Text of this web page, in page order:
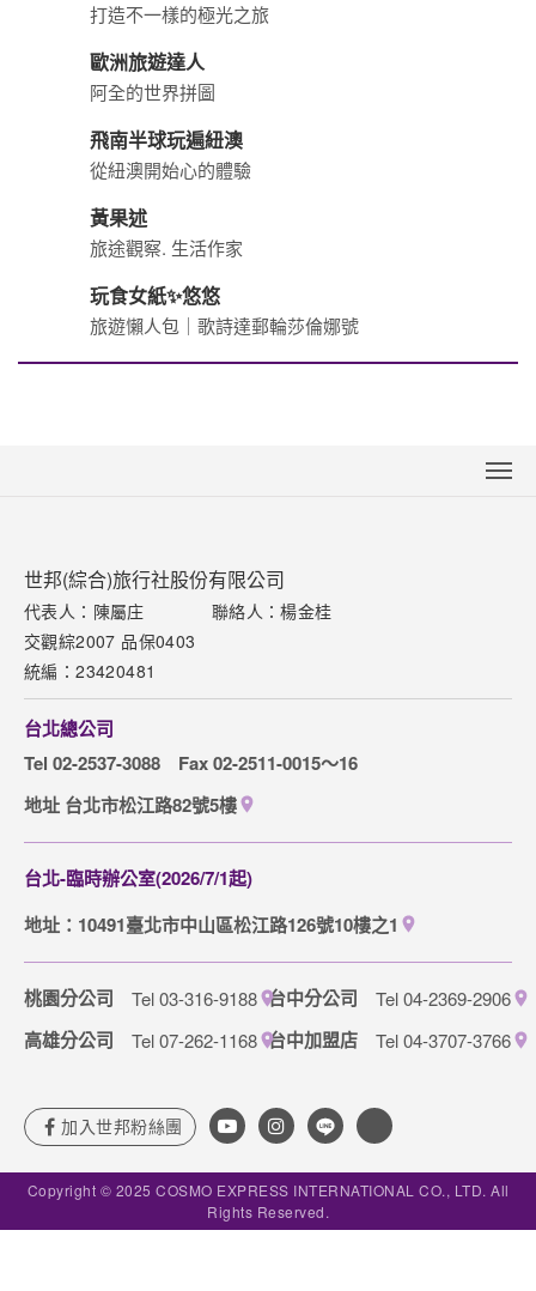
打造不一樣的極光之旅
歐洲旅遊達人
阿全的世界拼圖
飛南半球玩遍紐澳
從紐澳開始心的體驗
黃果述
旅途觀察. 生活作家
玩食女紙✨悠悠
旅遊懶人包｜歌詩達郵輪莎倫娜號
聯絡我們
下載專區
網站導覽
訂購流程說明
取消訂單說明
世邦(綜合)旅行社股份有限公司
代表人：陳屬庄
聯絡人：楊金桂
交觀綜2007 品保0403
統編：23420481
台北總公司
Tel 02-2537-3088
Fax 02-2511-0015～16
地址 台北市松江路82號5樓
台北-臨時辦公室(2026/7/1起)
地址：10491臺北市中山區松江路126號10樓之1
桃園分公司 Tel 03-316-9188 台中分公司 Tel 04-2369-2906
高雄分公司 Tel 07-262-1168 台中加盟店 Tel 04-3707-3766
Copyright © 2025 COSMO EXPRESS INTERNATIONAL CO., LTD. All
Rights Reserved.